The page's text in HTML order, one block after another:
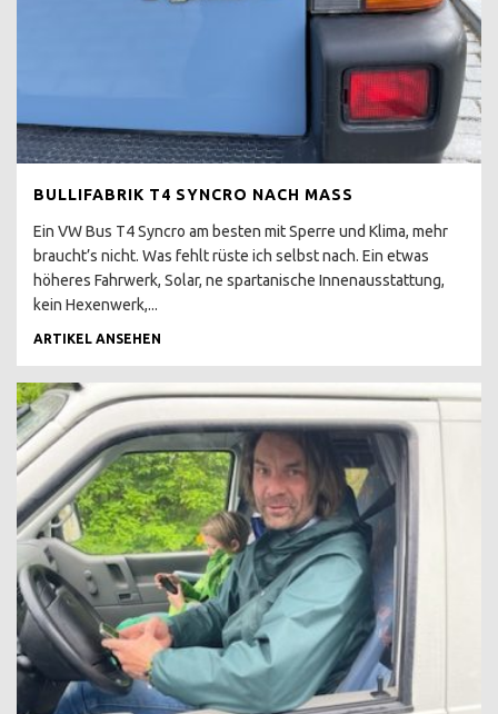
AUFSTELLDACH
MULTIVAN SERIE 1
AUTOMATIK
MULTIVAN SERIE 2
MULTIVAN TÜV NEU
T4 BUDGET CAMPER
T4 FUNKTIONELLER
AUSBAU
T4 HYPE HÖCHSTPREISE
T4 DIESEL / BENZINER
KAUFEN ?
T4 BENZINER KAUFEN ?
T4 DIESEL KAUFEN ?
T4 ONE CLICK BUY
BULLIFABRIK T4 SYNCRO NACH MASS
Ein VW Bus T4 Syncro am besten mit Sperre und Klima, mehr
braucht’s nicht. Was fehlt rüste ich selbst nach. Ein etwas
höheres Fahrwerk, Solar, ne spartanische Innenausstattung,
kein Hexenwerk,...
ARTIKEL ANSEHEN